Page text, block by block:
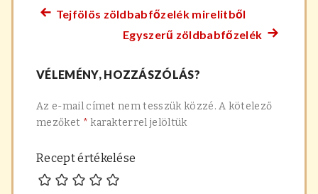
Bejegyzés
Előző
Tejfölös zöldbabfőzelék mirelitből
Egyszerű zöldbabfőzelék
VÉLEMÉNY, HOZZÁSZÓLÁS?
Az e-mail címet nem tesszük közzé. A kötelező
mezőket * karakterrel jelöltük
Recept értékelése